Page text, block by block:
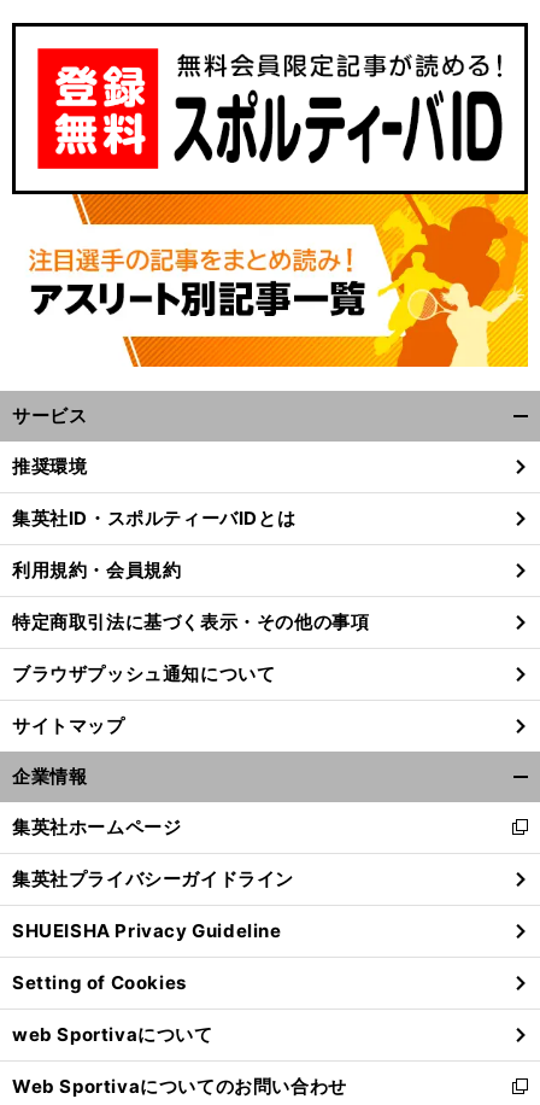
サービス
閉
る
推奨環境
集英社ID・スポルティーバIDとは
利用規約・会員規約
特定商取引法に基づく表示・その他の事項
ブラウザプッシュ通知について
サイトマップ
企業情報
閉
る
集英社ホームページ
新
し
い
ウ
ィ
ン
ド
ウ
で
開
く
集英社プライバシーガイドライン
SHUEISHA Privacy Guideline
Setting of Cookies
web Sportivaについて
Web Sportivaについてのお問い合わせ
新